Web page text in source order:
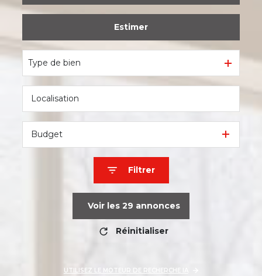
Estimer
Type de bien
Budget
Filtrer
Voir les 29 annonces
Réinitialiser
UTILISEZ LE MOTEUR DE RECHERCHE IA